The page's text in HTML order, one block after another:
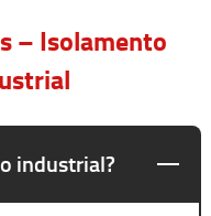
– Isolamento
industrial?